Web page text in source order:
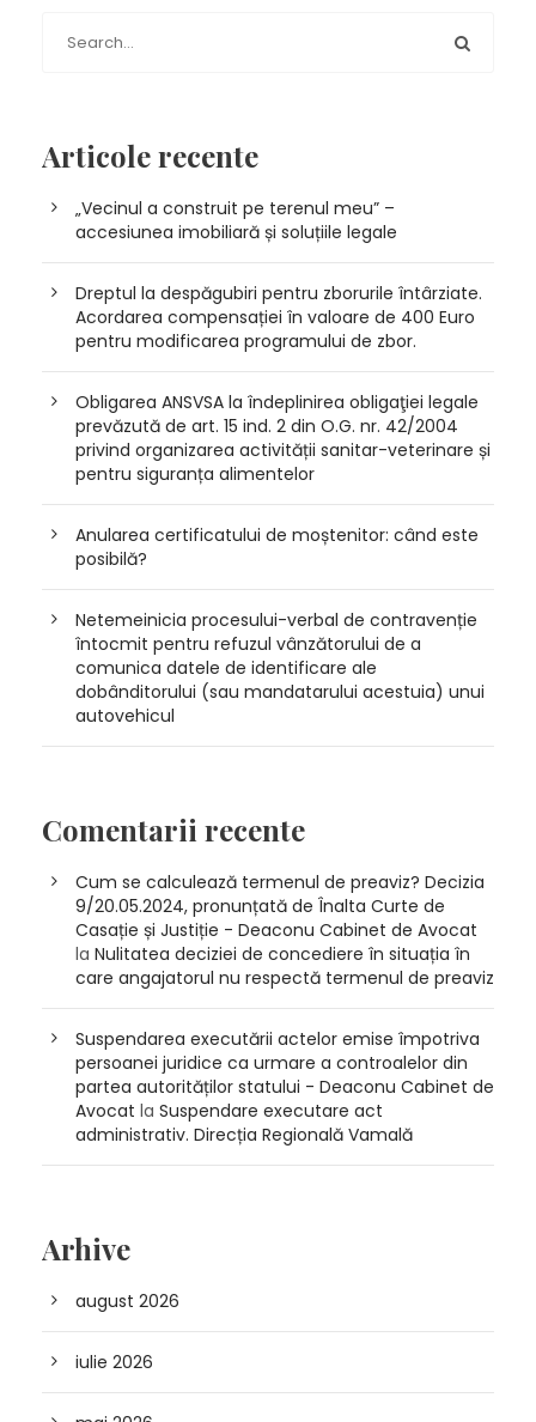
Articole recente
„Vecinul a construit pe terenul meu” –
accesiunea imobiliară și soluțiile legale
Dreptul la despăgubiri pentru zborurile întârziate.
Acordarea compensației în valoare de 400 Euro
pentru modificarea programului de zbor.
Obligarea ANSVSA la îndeplinirea obligaţiei legale
prevăzută de art. 15 ind. 2 din O.G. nr. 42/2004
privind organizarea activității sanitar-veterinare și
pentru siguranța alimentelor
Anularea certificatului de moștenitor: când este
posibilă?
Netemeinicia procesului-verbal de contravenție
întocmit pentru refuzul vânzătorului de a
comunica datele de identificare ale
dobânditorului (sau mandatarului acestuia) unui
autovehicul
Comentarii recente
Cum se calculează termenul de preaviz? Decizia
9/20.05.2024, pronunțată de Înalta Curte de
Casație și Justiție - Deaconu Cabinet de Avocat
la Nulitatea deciziei de concediere în situația în
care angajatorul nu respectă termenul de preaviz
Suspendarea executării actelor emise împotriva
persoanei juridice ca urmare a controalelor din
partea autorităților statului - Deaconu Cabinet de
Avocat la Suspendare executare act
administrativ. Direcția Regională Vamală
Arhive
august 2026
iulie 2026